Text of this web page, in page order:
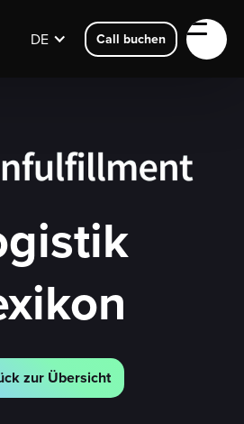
DE Call buchen
zur Übersicht